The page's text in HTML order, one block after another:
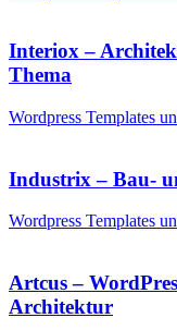
Interiox –
Thema
Wordpress Templates
Industrix – Bau-
Wordpress Templates
Artcus –
Architektur